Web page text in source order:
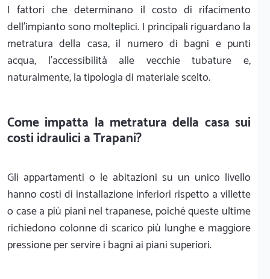
I fattori che determinano il costo di rifacimento
dell'impianto sono molteplici. I principali riguardano la
metratura della casa, il numero di bagni e punti
acqua, l'accessibilità alle vecchie tubature e,
naturalmente, la tipologia di materiale scelto.
Come impatta la metratura della casa sui
costi idraulici a Trapani?
Gli appartamenti o le abitazioni su un unico livello
hanno costi di installazione inferiori rispetto a villette
o case a più piani nel trapanese, poiché queste ultime
richiedono colonne di scarico più lunghe e maggiore
pressione per servire i bagni ai piani superiori.